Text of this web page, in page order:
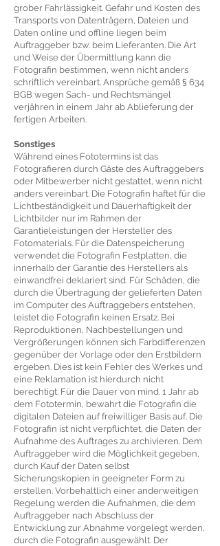
grober Fahrlässigkeit. Gefahr und Kosten des
Transports von Datenträgern, Dateien und
Daten online und offline liegen beim
Auftraggeber bzw. beim Lieferanten. Die Art
und Weise der Übermittlung kann die
Fotografin bestimmen, wenn nicht anders
schriftlich vereinbart. Ansprüche gemäß § 634
BGB wegen Sach- und Rechtsmängel
verjähren in einem Jahr ab Ablieferung der
fertigen Arbeiten.
Sonstiges
Während eines Fototermins ist das
Fotografieren durch Gäste des Auftraggebers
oder Mitbewerber nicht gestattet, wenn nicht
anders vereinbart. Die Fotografin haftet für die
Lichtbeständigkeit und Dauerhaftigkeit der
Lichtbilder nur im Rahmen der
Garantieleistungen der Hersteller des
Fotomaterials. Für die Datenspeicherung
verwendet die Fotografin Festplatten, die
innerhalb der Garantie des Herstellers als
einwandfrei deklariert sind. Für Schäden, die
durch die Übertragung der gelieferten Daten
im Computer des Auftraggebers entstehen,
leistet die Fotografin keinen Ersatz. Bei
Reproduktionen, Nachbestellungen und
Vergrößerungen können sich Farbdifferenzen
gegenüber der Vorlage oder den Erstbildern
ergeben. Dies ist kein Fehler des Werkes und
eine Reklamation ist hierdurch nicht
berechtigt. Für die Dauer von mind. 1 Jahr ab
dem Fototermin, bewahrt die Fotografin die
digitalen Dateien auf freiwilliger Basis auf. Die
Fotografin ist nicht verpflichtet, die Daten der
Aufnahme des Auftrages zu archivieren. Dem
Auftraggeber wird die Möglichkeit gegeben,
durch Kauf der Daten selbst
Sicherungskopien in geeigneter Form zu
erstellen. Vorbehaltlich einer anderweitigen
Regelung werden die Aufnahmen, die dem
Auftraggeber nach Abschluss der
Entwicklung zur Abnahme vorgelegt werden,
durch die Fotografin ausgewählt. Der